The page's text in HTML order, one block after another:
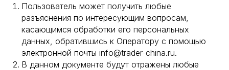
Пользователь может получить любые
разъяснения по интересующим вопросам,
касающимся обработки его персональных
данных, обратившись к Оператору с помощью
электронной почты info@trader-china.ru.
В данном документе будут отражены любые
© ООО «Караван», 2016-2025 Все права защищены
Склады в Китае